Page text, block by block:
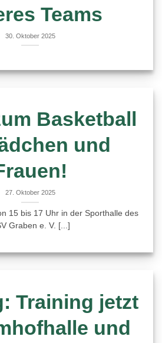
Teams
30. Oktober 2025
Basketball
und
27. Oktober 2025
15 bis 17 Uhr in der Sporthalle des
Graben e. V. [...]
Training jetzt
und